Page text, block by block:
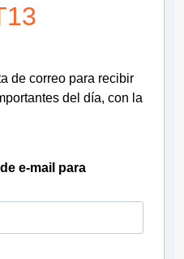
de correo para recibir
del día, con la
e-mail para